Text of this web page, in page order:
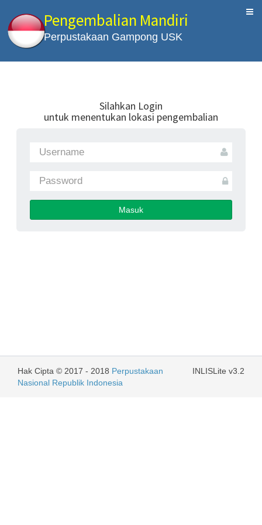
Pengembalian Mandiri
Perpustakaan Gampong USK
Silahkan Login
untuk menentukan lokasi pengembalian
Masuk
INLISLite v3.2
Hak Cipta © 2017 - 2018 Perpustakaan
Nasional Republik Indonesia